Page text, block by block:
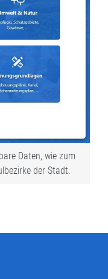
Daten, wie zum
der Stadt.